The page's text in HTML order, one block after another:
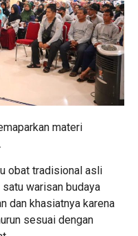
materi
obat tradisional asli
warisan budaya
dan khasiatnya karena
sesuai dengan